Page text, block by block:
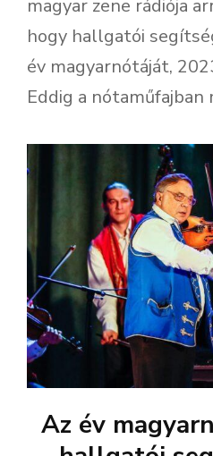
magyar zene rádiója
hogy hallgatói
év magyarnótáját,
Eddig a nótaműfajban
Az év